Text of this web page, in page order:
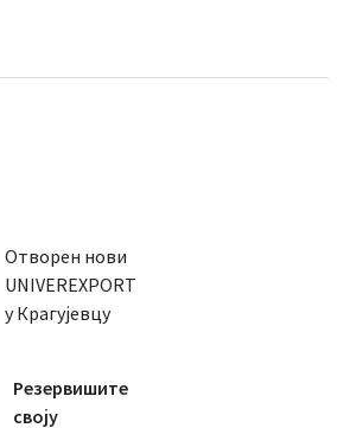
Отворен нови
UNIVEREXPORT
у Крагујевцу
Резервишите
своју